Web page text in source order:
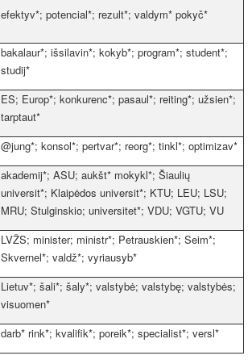
efektyv*; potencial*; rezult*; valdym* pokyč*
bakalaur*; išsilavin*; kokyb*; program*; student*;
studij*
ES; Europ*; konkurenc*; pasaul*; reiting*; užsien*;
tarptaut*
@jung*; konsol*; pertvar*; reorg*; tinkl*; optimizav*
akademij*; ASU; aukšt* mokykl*; Šiaulių
universit*; Klaipėdos universit*; KTU; LEU; LSU;
MRU; Stulginskio; universitet*; VDU; VGTU; VU
LVŽS; minister; ministr*; Petrauskien*; Seim*;
Skvernel*; valdž*; vyriausyb*
Lietuv*; šali*; šaly*; valstybė; valstybę; valstybės;
visuomen*
darb* rink*; kvalifik*; poreik*; specialist*; versl*